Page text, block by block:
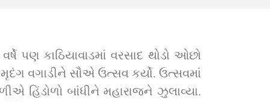
કાઠિયાવાડમાં વરસાદ થોડો ઓછો
વગાડીને સૌએ ઉત્સવ કર્યો. ઉત્સવમાં
હિંડોળો બાંધીને મહારાજને ઝુલાવ્યા.